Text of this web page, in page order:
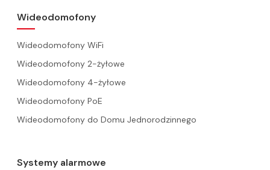
Wideodomofony
Wideodomofony WiFi
Wideodomofony 2-żyłowe
Wideodomofony 4-żyłowe
Wideodomofony PoE
Wideodomofony do Domu Jednorodzinnego
Systemy alarmowe